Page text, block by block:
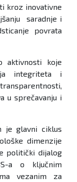
kroz inovativne
saradnje i
povrata
aktivnosti koje
integriteta i
u sprečavanju i
je glavni ciklus
dimenzije
politički dijalog
a o ključnim
vezanim za